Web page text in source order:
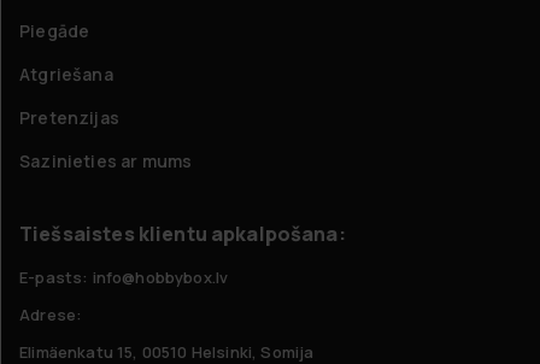
Piegāde
Atgriešana
Pretenzijas
Sazinieties ar mums
Tiešsaistes klientu apkalpošana:
E-pasts: info@hobbybox.lv
Adrese:
Elimäenkatu 15, 00510 Helsinki, Somija